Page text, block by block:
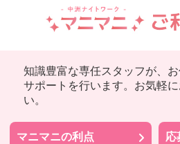
知識豊富な専任スタッフが、
サポートを行います。お気軽
い。
マニマニの利点 応